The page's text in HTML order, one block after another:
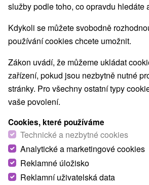
služby podle toho, co opravdu hledáte
Kdykoli se můžete svobodně
používání cookies chcete umožnit.
Zákon uvádí, že můžeme ukládat
zařízení, pokud jsou nezbytně nutné
stránky. Pro všechny ostatní typy
vaše povolení.
Cookies, které používáme
Technické a nezbytné cookies
Analytické a marketingové cookies
Reklamné úložisko
Reklamní uživatelská data